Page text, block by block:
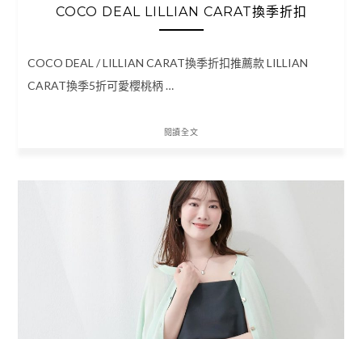
COCO DEAL LILLIAN CARAT換季折扣
COCO DEAL / LILLIAN CARAT換季折扣推薦款 LILLIAN
CARAT換季5折可愛櫻桃柄 …
閱讀全文